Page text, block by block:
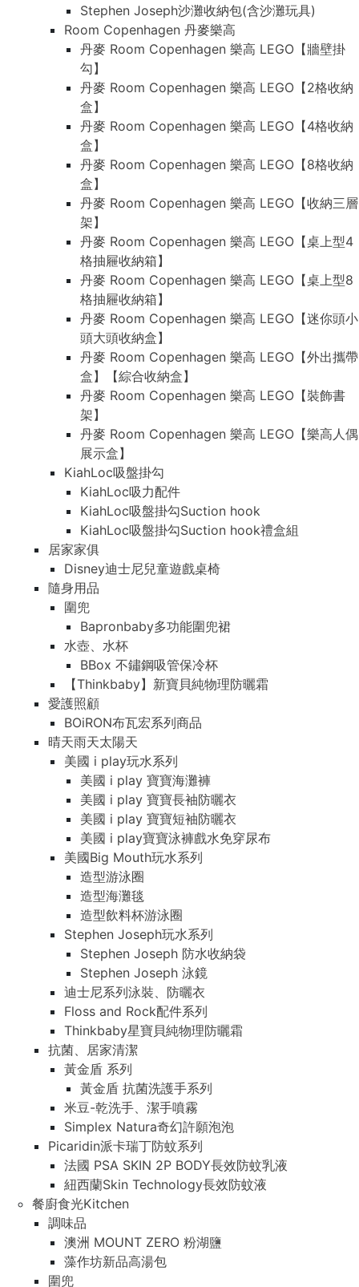
Stephen Joseph沙灘收納包(含沙灘玩具)
Room Copenhagen 丹麥樂高
丹麥 Room Copenhagen 樂高 LEGO【牆壁掛
勾】
丹麥 Room Copenhagen 樂高 LEGO【2格收納
盒】
丹麥 Room Copenhagen 樂高 LEGO【4格收納
盒】
丹麥 Room Copenhagen 樂高 LEGO【8格收納
盒】
丹麥 Room Copenhagen 樂高 LEGO【收納三層
架】
丹麥 Room Copenhagen 樂高 LEGO【桌上型4
格抽屜收納箱】
丹麥 Room Copenhagen 樂高 LEGO【桌上型8
格抽屜收納箱】
丹麥 Room Copenhagen 樂高 LEGO【迷你頭小
頭大頭收納盒】
丹麥 Room Copenhagen 樂高 LEGO【外出攜帶
盒】【綜合收納盒】
丹麥 Room Copenhagen 樂高 LEGO【裝飾書
架】
丹麥 Room Copenhagen 樂高 LEGO【樂高人偶
展示盒】
KiahLoc吸盤掛勾
KiahLoc吸力配件
KiahLoc吸盤掛勾Suction hook
KiahLoc吸盤掛勾Suction hook禮盒組
居家家俱
Disney迪士尼兒童遊戲桌椅
隨身用品
圍兜
Bapronbaby多功能圍兜裙
水壺、水杯
BBox 不鏽鋼吸管保冷杯
【Thinkbaby】新寶貝純物理防曬霜
愛護照顧
BOiRON布瓦宏系列商品
晴天雨天太陽天
美國 i play玩水系列
美國 i play 寶寶海灘褲
美國 i play 寶寶長袖防曬衣
美國 i play 寶寶短袖防曬衣
美國 i play寶寶泳褲戲水免穿尿布
美國Big Mouth玩水系列
造型游泳圈
造型海灘毯
造型飲料杯游泳圈
Stephen Joseph玩水系列
Stephen Joseph 防水收納袋
Stephen Joseph 泳鏡
迪士尼系列泳裝、防曬衣
Floss and Rock配件系列
Thinkbaby星寶貝純物理防曬霜
抗菌、居家清潔
黃金盾 系列
黃金盾 抗菌洗護手系列
米豆-乾洗手、潔手噴霧
Simplex Natura奇幻許願泡泡
Picaridin派卡瑞丁防蚊系列
法國 PSA SKIN 2P BODY長效防蚊乳液
紐西蘭Skin Technology長效防蚊液
餐廚食光Kitchen
調味品
澳洲 MOUNT ZERO 粉湖鹽
藻作坊新品高湯包
圍兜